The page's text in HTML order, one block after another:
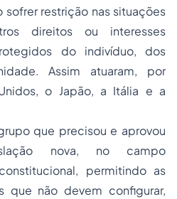
restrição nas situações
direitos ou interesses
do indivíduo, dos
Assim atuaram, por
o Japão, a Itália e a
que precisou e aprovou
nova, no campo
permitindo as
que não devem configurar,